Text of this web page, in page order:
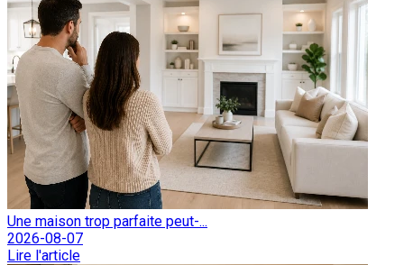
Une maison trop parfaite peut-...
2026-08-07
Lire l'article